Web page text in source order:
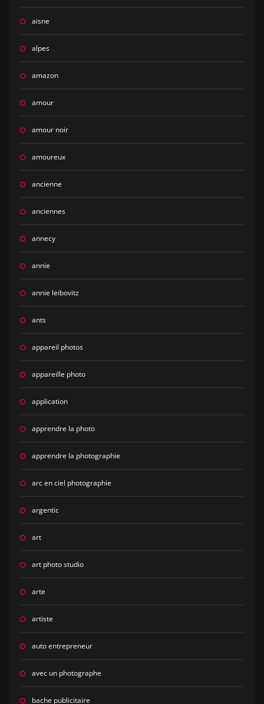
aisne
alpes
amazon
amour
amour noir
amoureux
ancienne
anciennes
annecy
annie
annie leibovitz
ants
appareil photos
appareille photo
application
apprendre la photo
apprendre la photographie
arc en ciel photographie
argentic
art
art photo studio
arte
artiste
auto entrepreneur
avec un photographe
bache publicitaire